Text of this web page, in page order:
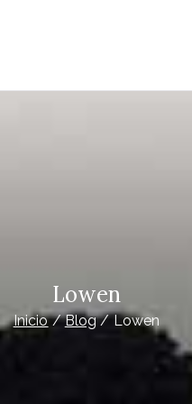
Lowen
Inicio Blog Lowen